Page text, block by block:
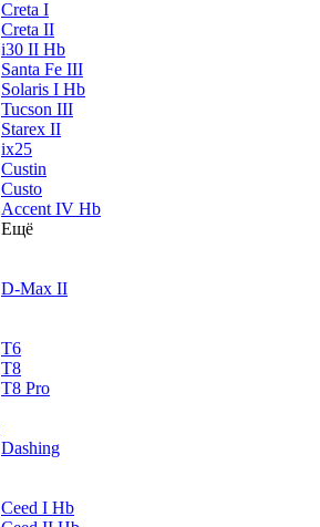
Creta I
Creta II
i30 II Hb
Santa Fe III
Solaris I Hb
Tucson III
Starex II
ix25
Custin
Custo
Accent IV Hb
Ещё
D-Max II
T6
T8
T8 Pro
Dashing
Ceed I Hb